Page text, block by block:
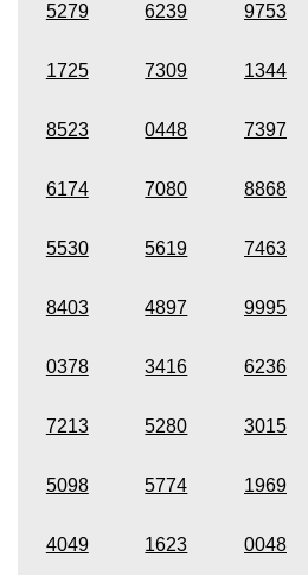
5279 6239 9753
1725 7309 1344
8523 0448 7397
6174 7080 8868
5530 5619 7463
8403 4897 9995
0378 3416 6236
7213 5280 3015
5098 5774 1969
4049 1623 0048